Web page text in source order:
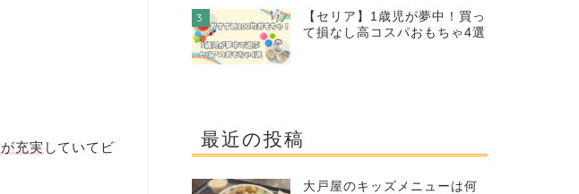
充実 していてビ
3
【セリア】1歳児が夢中！買っ
て損なし高コスパおもちゃ4選
最近の投稿
大戸屋のキッズメニューは何